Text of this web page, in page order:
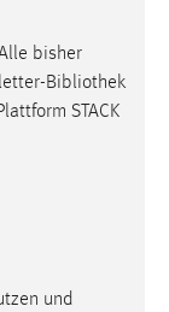
bisher
Bibliothek
STACK
und